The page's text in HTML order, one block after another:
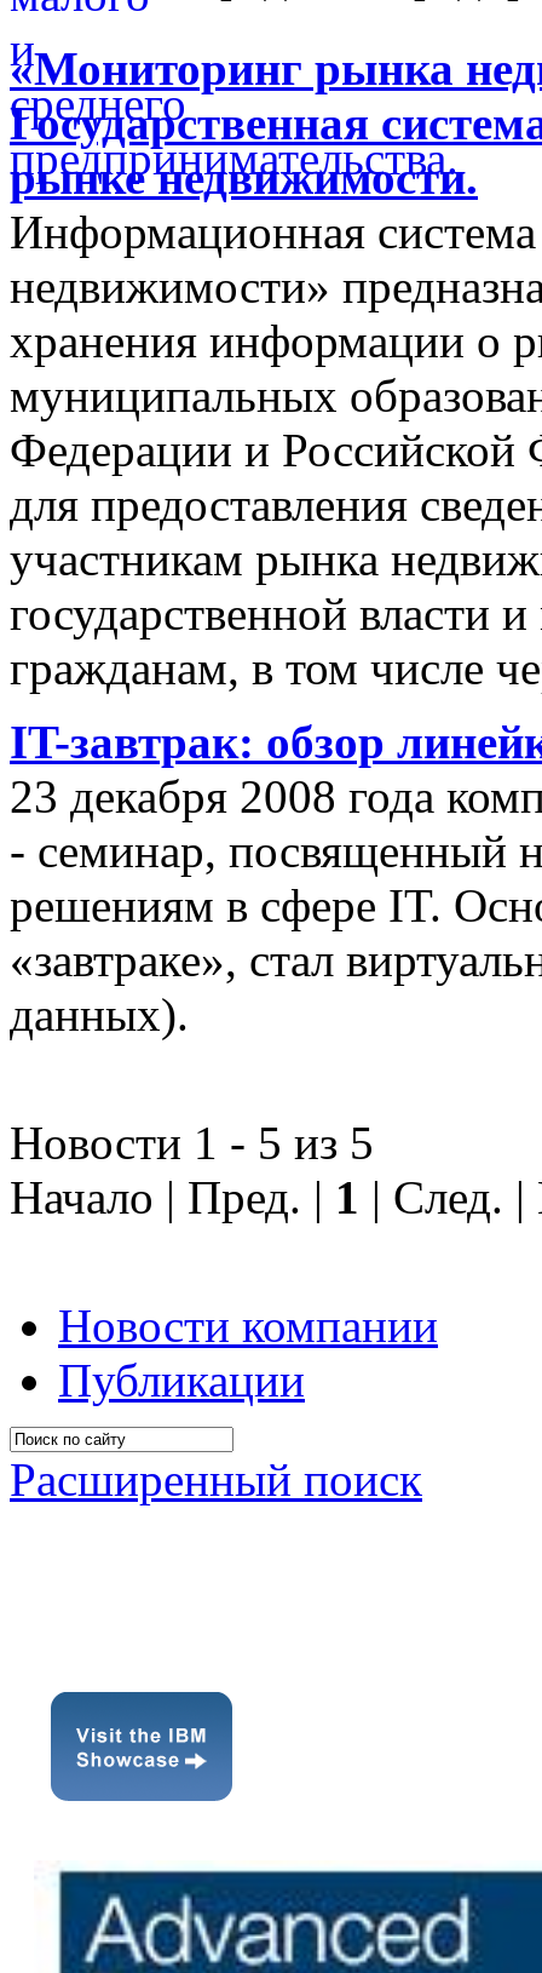
«Мониторинг рынка
Государственная
рынке недвижимости.
Информационная
недвижимости»
хранения информации о
муниципальных
Федерации и Российской
для предоставления
участникам рынка
государственной власти
гражданам, в том числе
IT-завтрак: обзор
23 декабря 2008 года
- семинар, посвященный
решениям в сфере IT.
«завтраке», стал
данных).
Новости 1 - 5 из 5
Начало | Пред. | 1 | След.
Новости компании
Публикации
Расширенный поиск